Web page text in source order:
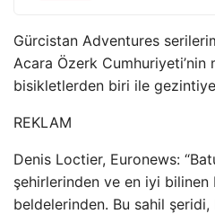
Gürcistan Adventures
Acara Özerk Cumhuriyeti’nin
bisikletlerden biri ile gezintiye
REKLAM
Denis Loctier, Euronews:
şehirlerinden ve en iyi bilinen
beldelerinden. Bu sahil şeridi,